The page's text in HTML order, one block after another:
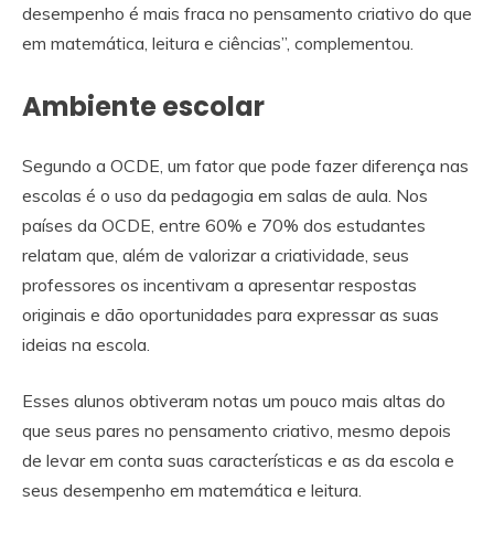
desempenho é mais fraca no pensamento criativo do que
em matemática, leitura e ciências”, complementou.
Ambiente escolar
Segundo a OCDE, um fator que pode fazer diferença nas
escolas é o uso da pedagogia em salas de aula. Nos
países da OCDE, entre 60% e 70% dos estudantes
relatam que, além de valorizar a criatividade, seus
professores os incentivam a apresentar respostas
originais e dão oportunidades para expressar as suas
ideias na escola.
Esses alunos obtiveram notas um pouco mais altas do
que seus pares no pensamento criativo, mesmo depois
de levar em conta suas características e as da escola e
seus desempenho em matemática e leitura.